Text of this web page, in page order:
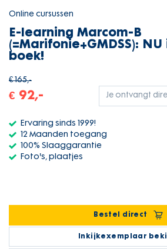
Online cursussen
E-learning Marcom-B
(=Marifonie+GMDSS):
boek!
€ 165,-
€ 92,- Je ontvangt
Ervaring sinds 1999!
12 Maanden toegang
100% Slaaggarantie
Foto's, plaatjes
Bestel direct
Inkijkexemplaar